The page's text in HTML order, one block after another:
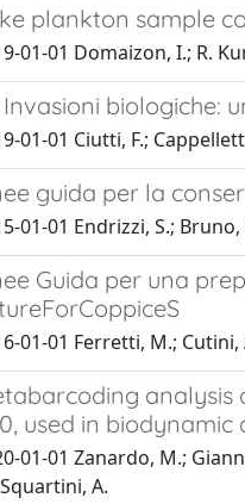
plankton sample
01-01 Domaizon, I.; R.
Invasioni biologiche:
01-01 Ciutti, F.;
guida per la
01-01 Endrizzi, S.;
Guida per una
01-01 Ferretti, M.;
used in
01-01 Zanardo, M.;
A.